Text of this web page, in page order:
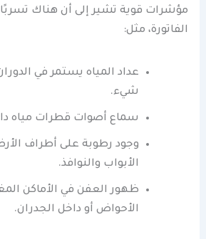
مؤشرات قوية تشير إلى أن هناك تسربًا
الفاتورة، مثل:
عداد المياه يستمر في
شيء.
سماع أصوات قطرات مياه
وجود رطوبة على أطراف
الأبواب والنوافذ.
ظهور العفن في الأماكن
الأحواض أو داخل الجدران.